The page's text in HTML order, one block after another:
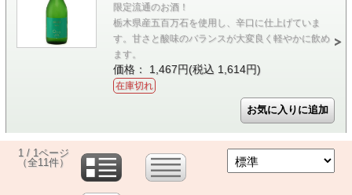
限定流通のお酒！
栃木県産五百万石を使用し、辛口に仕上げていま
す。甘さと酸味のバランスが大変良く軽やかに飲め
ます。
価格： 1,467円(税込 1,614円)
在庫切れ
1 / 1ページ
（全11件）